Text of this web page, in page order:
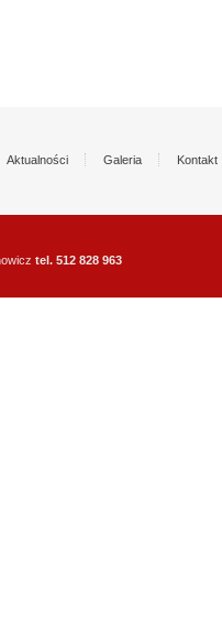
Aktualności Galeria Kontakt
tel. 512 828 963